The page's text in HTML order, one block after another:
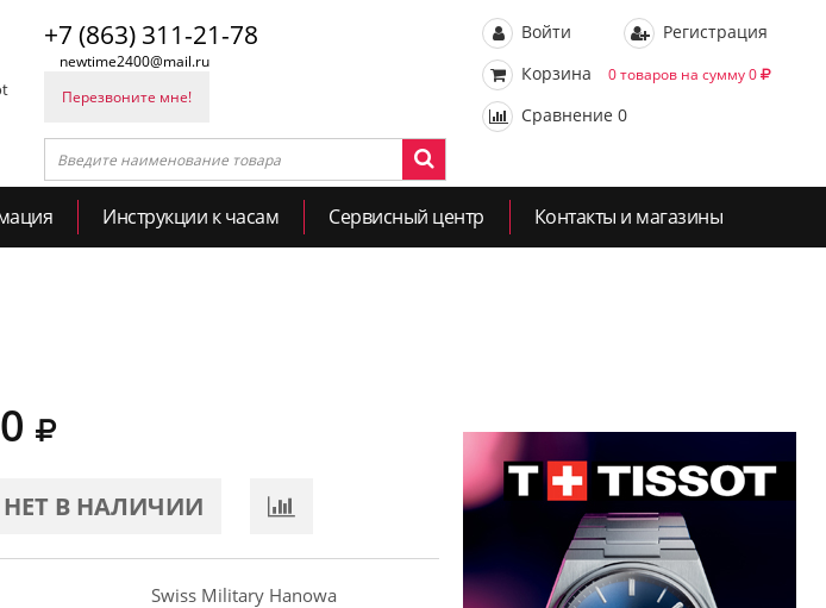
+7 (863) 311-21-78
newtime2400@mail.ru
Перезвоните мне!
Войти
Регистрация
Корзина
0 товаров на сумму 0
Сравнение 0
Инструкции к часам Сервисный центр Контакты и магазины
В НАЛИЧИИ
Swiss Military Hanowa